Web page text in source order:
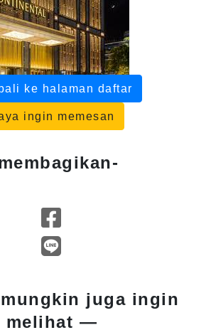
ke halaman daftar
ingin memesan
juga ingin
melihat —